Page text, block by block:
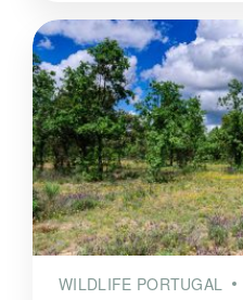
WILDLIFE PORTUGAL